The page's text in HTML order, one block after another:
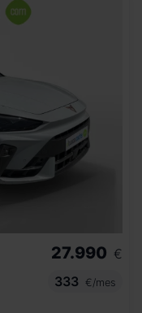
27.990 €
333
€/mes